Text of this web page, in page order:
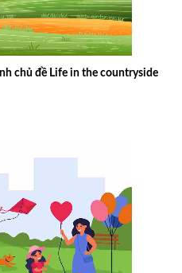
chủ đề Life in the countryside